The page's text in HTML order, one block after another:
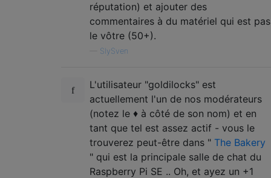
réputation) et ajouter des
commentaires à du matériel qui est pas
le vôtre (50+).
SlySven
L'utilisateur "goldilocks" est
actuellement l'un de nos modérateurs
(notez le ♦ à côté de son nom) et en
tant que tel est assez actif - vous le
trouverez peut-être dans " The Bakery
" qui est la principale salle de chat du
Raspberry Pi SE .. Oh, et ayez un +1